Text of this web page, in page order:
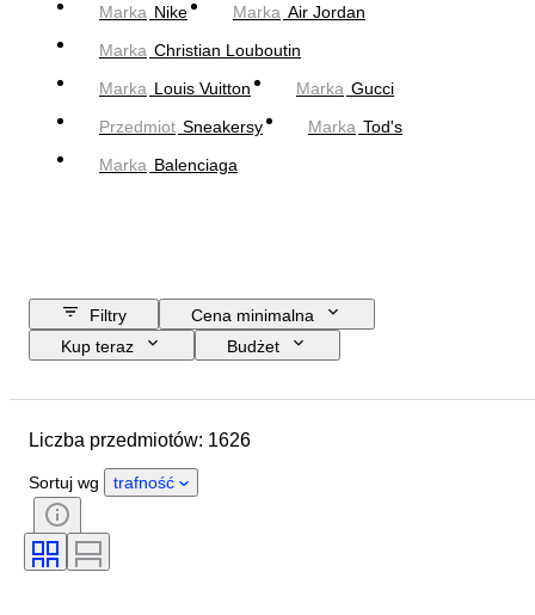
Marka Nike Marka Air Jordan
Marka Christian Louboutin
Marka Louis Vuitton Marka Gucci
Przedmiot Sneakersy Marka Tod's
Marka Balenciaga
Filtry
Cena minimalna
Kup teraz
Budżet
Przedmiot
Kraj pochodzenia
Materiał
Podpis
Akcesoria w zestawie
Model
Liczba przedmiotów: 1626
Sortuj wg trafność